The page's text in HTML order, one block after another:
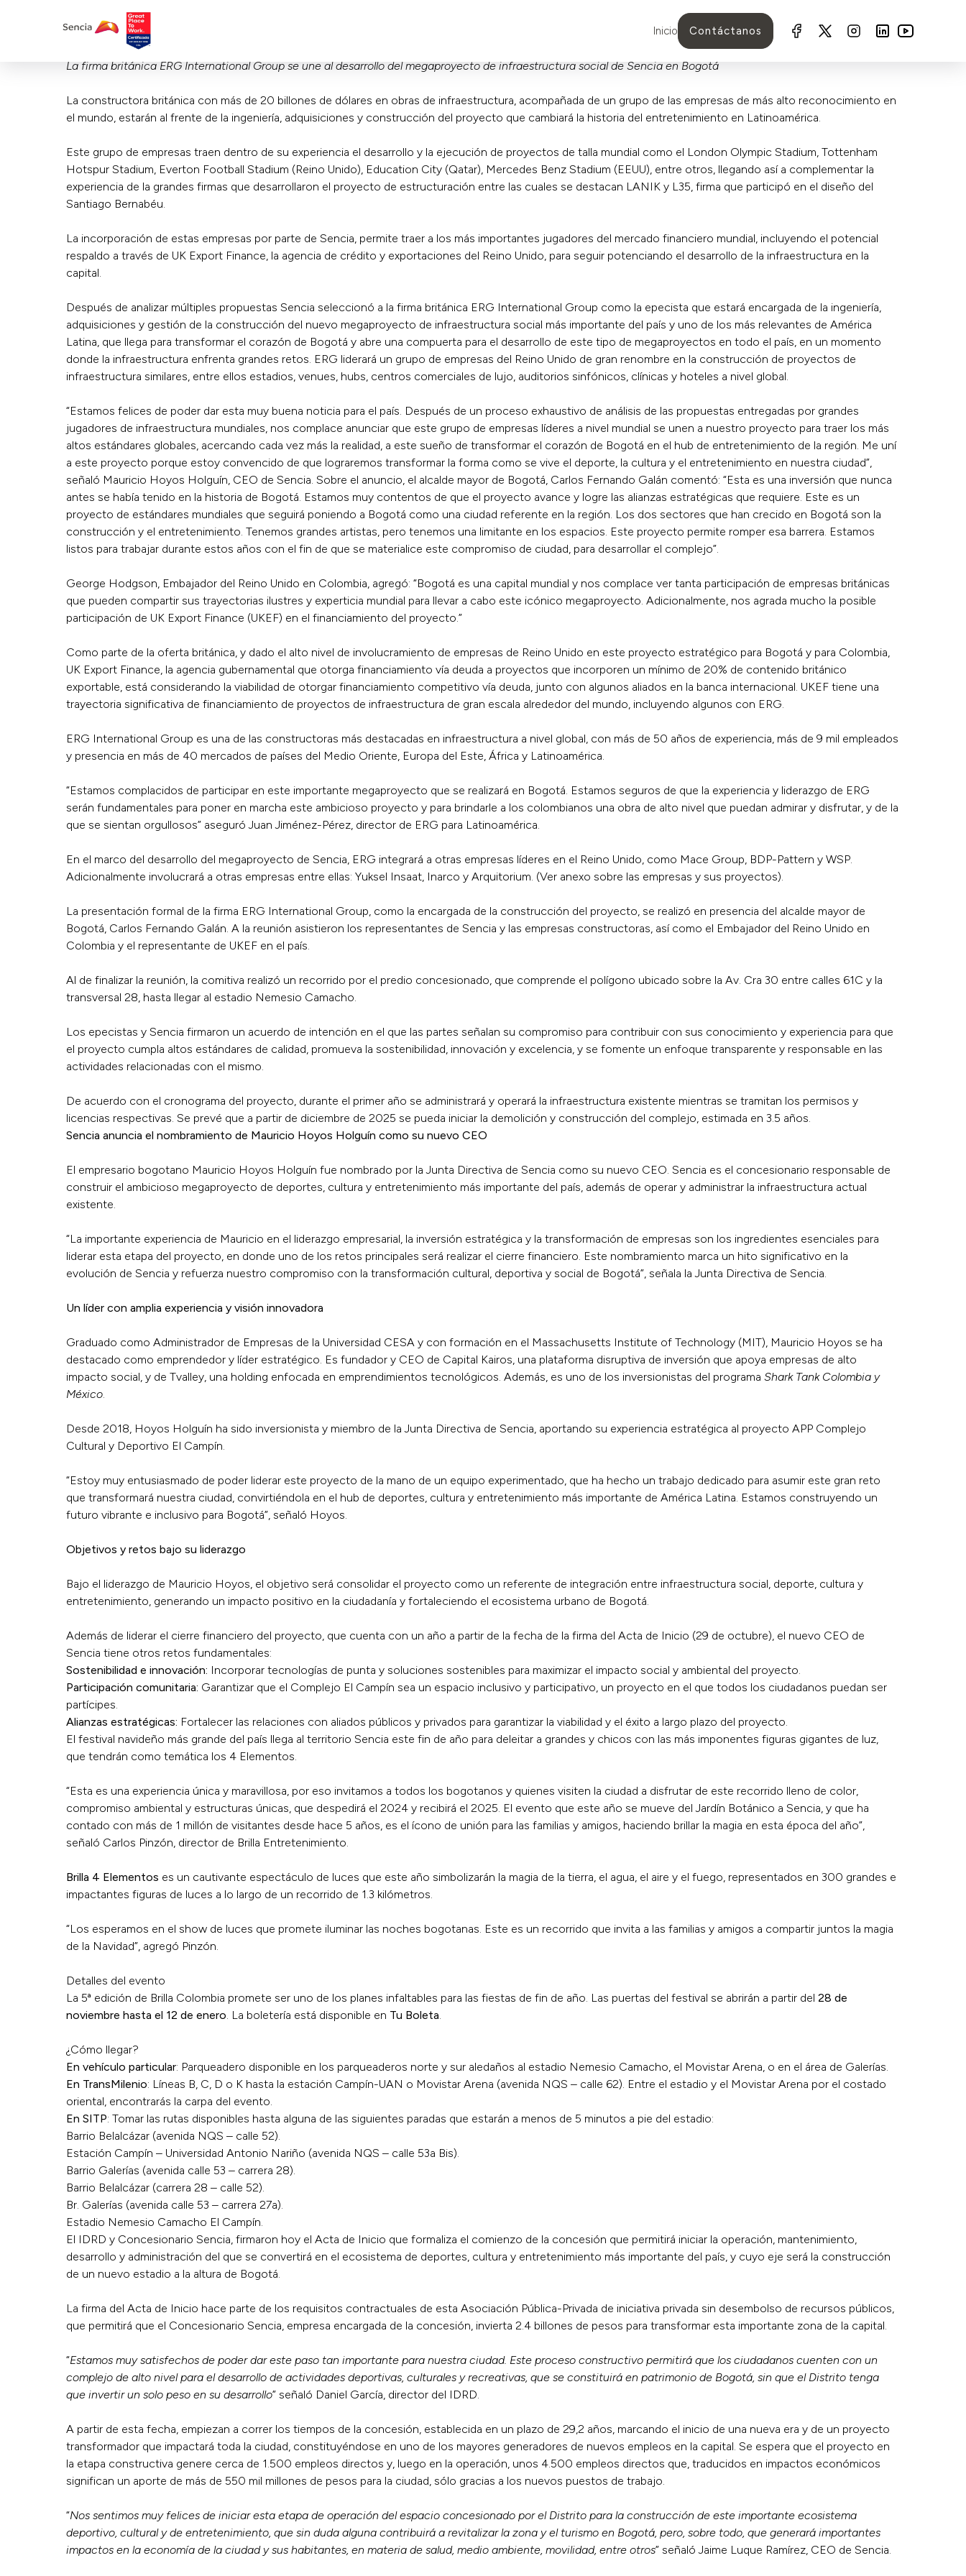
Inicio Contáctanos
La firma británica ERG International Group se une al desarrollo del megaproyecto de infraestructura social de Sencia en Bogotá
La constructora británica con más de 20 billones de dólares en obras de infraestructura, acompañada de un grupo de las empresas de más alto reconocimiento en
el mundo, estarán al frente de la ingeniería, adquisiciones y construcción del proyecto que cambiará la historia del entretenimiento en Latinoamérica.
Este grupo de empresas traen dentro de su experiencia el desarrollo y la ejecución de proyectos de talla mundial como el London Olympic Stadium, Tottenham
Hotspur Stadium, Everton Football Stadium (Reino Unido), Education City (Qatar), Mercedes Benz Stadium (EEUU), entre otros, llegando así a complementar la
experiencia de la grandes firmas que desarrollaron el proyecto de estructuración entre las cuales se destacan LANIK y L35, firma que participó en el diseño del
Santiago Bernabéu.
La incorporación de estas empresas por parte de Sencia, permite traer a los más importantes jugadores del mercado financiero mundial, incluyendo el potencial
respaldo a través de UK Export Finance, la agencia de crédito y exportaciones del Reino Unido, para seguir potenciando el desarrollo de la infraestructura en la
capital.
Después de analizar múltiples propuestas Sencia seleccionó a la firma británica ERG International Group como la epecista que estará encargada de la ingeniería,
adquisiciones y gestión de la construcción del nuevo megaproyecto de infraestructura social más importante del país y uno de los más relevantes de América
Latina, que llega para transformar el corazón de Bogotá y abre una compuerta para el desarrollo de este tipo de megaproyectos en todo el país, en un momento
donde la infraestructura enfrenta grandes retos. ERG liderará un grupo de empresas del Reino Unido de gran renombre en la construcción de proyectos de
infraestructura similares, entre ellos estadios, venues, hubs, centros comerciales de lujo, auditorios sinfónicos, clínicas y hoteles a nivel global.
“Estamos felices de poder dar esta muy buena noticia para el país. Después de un proceso exhaustivo de análisis de las propuestas entregadas por grandes
jugadores de infraestructura mundiales, nos complace anunciar que este grupo de empresas líderes a nivel mundial se unen a nuestro proyecto para traer los más
altos estándares globales, acercando cada vez más la realidad, a este sueño de transformar el corazón de Bogotá en el hub de entretenimiento de la región. Me uní
a este proyecto porque estoy convencido de que lograremos transformar la forma como se vive el deporte, la cultura y el entretenimiento en nuestra ciudad”,
señaló Mauricio Hoyos Holguín, CEO de Sencia. Sobre el anuncio, el alcalde mayor de Bogotá, Carlos Fernando Galán comentó: “Esta es una inversión que nunca
antes se había tenido en la historia de Bogotá. Estamos muy contentos de que el proyecto avance y logre las alianzas estratégicas que requiere. Este es un
proyecto de estándares mundiales que seguirá poniendo a Bogotá como una ciudad referente en la región. Los dos sectores que han crecido en Bogotá son la
construcción y el entretenimiento. Tenemos grandes artistas, pero tenemos una limitante en los espacios. Este proyecto permite romper esa barrera. Estamos
listos para trabajar durante estos años con el fin de que se materialice este compromiso de ciudad, para desarrollar el complejo”.
George Hodgson, Embajador del Reino Unido en Colombia, agregó: “Bogotá es una capital mundial y nos complace ver tanta participación de empresas británicas
que pueden compartir sus trayectorias ilustres y experticia mundial para llevar a cabo este icónico megaproyecto. Adicionalmente, nos agrada mucho la posible
participación de UK Export Finance (UKEF) en el financiamiento del proyecto.”
Como parte de la oferta británica, y dado el alto nivel de involucramiento de empresas de Reino Unido en este proyecto estratégico para Bogotá y para Colombia,
UK Export Finance, la agencia gubernamental que otorga financiamiento vía deuda a proyectos que incorporen un mínimo de 20% de contenido británico
exportable, está considerando la viabilidad de otorgar financiamiento competitivo vía deuda, junto con algunos aliados en la banca internacional. UKEF tiene una
trayectoria significativa de financiamiento de proyectos de infraestructura de gran escala alrededor del mundo, incluyendo algunos con ERG.
ERG International Group es una de las constructoras más destacadas en infraestructura a nivel global, con más de 50 años de experiencia, más de 9 mil empleados
y presencia en más de 40 mercados de países del Medio Oriente, Europa del Este, África y Latinoamérica.
“Estamos complacidos de participar en este importante megaproyecto que se realizará en Bogotá. Estamos seguros de que la experiencia y liderazgo de ERG
serán fundamentales para poner en marcha este ambicioso proyecto y para brindarle a los colombianos una obra de alto nivel que puedan admirar y disfrutar, y de la
que se sientan orgullosos” aseguró Juan Jiménez-Pérez, director de ERG para Latinoamérica.
En el marco del desarrollo del megaproyecto de Sencia, ERG integrará a otras empresas líderes en el Reino Unido, como Mace Group, BDP-Pattern y WSP.
Adicionalmente involucrará a otras empresas entre ellas: Yuksel Insaat, Inarco y Arquitorium. (Ver anexo sobre las empresas y sus proyectos).
La presentación formal de la firma ERG International Group, como la encargada de la construcción del proyecto, se realizó en presencia del alcalde mayor de
Bogotá, Carlos Fernando Galán. A la reunión asistieron los representantes de Sencia y las empresas constructoras, así como el Embajador del Reino Unido en
Colombia y el representante de UKEF en el país.
Al de finalizar la reunión, la comitiva realizó un recorrido por el predio concesionado, que comprende el polígono ubicado sobre la Av. Cra 30 entre calles 61C y la
transversal 28, hasta llegar al estadio Nemesio Camacho.
Los epecistas y Sencia firmaron un acuerdo de intención en el que las partes señalan su compromiso para contribuir con sus conocimiento y experiencia para que
el proyecto cumpla altos estándares de calidad, promueva la sostenibilidad, innovación y excelencia, y se fomente un enfoque transparente y responsable en las
actividades relacionadas con el mismo.
De acuerdo con el cronograma del proyecto, durante el primer año se administrará y operará la infraestructura existente mientras se tramitan los permisos y
licencias respectivas. Se prevé que a partir de diciembre de 2025 se pueda iniciar la demolición y construcción del complejo, estimada en 3.5 años.
Sencia anuncia el nombramiento de Mauricio Hoyos Holguín como su nuevo CEO
El empresario bogotano Mauricio Hoyos Holguín fue nombrado por la Junta Directiva de Sencia como su nuevo CEO. Sencia es el concesionario responsable de
construir el ambicioso megaproyecto de deportes, cultura y entretenimiento más importante del país, además de operar y administrar la infraestructura actual
existente.
“La importante experiencia de Mauricio en el liderazgo empresarial, la inversión estratégica y la transformación de empresas son los ingredientes esenciales para
liderar esta etapa del proyecto, en donde uno de los retos principales será realizar el cierre financiero. Este nombramiento marca un hito significativo en la
evolución de Sencia y refuerza nuestro compromiso con la transformación cultural, deportiva y social de Bogotá”, señala la Junta Directiva de Sencia.
Un líder con amplia experiencia y visión innovadora
Graduado como Administrador de Empresas de la Universidad CESA y con formación en el Massachusetts Institute of Technology (MIT), Mauricio Hoyos se ha
destacado como emprendedor y líder estratégico. Es fundador y CEO de Capital Kairos, una plataforma disruptiva de inversión que apoya empresas de alto
impacto social, y de Tvalley, una holding enfocada en emprendimientos tecnológicos. Además, es uno de los inversionistas del programa Shark Tank Colombia y
México.
Desde 2018, Hoyos Holguín ha sido inversionista y miembro de la Junta Directiva de Sencia, aportando su experiencia estratégica al proyecto APP Complejo
Cultural y Deportivo El Campín.
“Estoy muy entusiasmado de poder liderar este proyecto de la mano de un equipo experimentado, que ha hecho un trabajo dedicado para asumir este gran reto
que transformará nuestra ciudad, convirtiéndola en el hub de deportes, cultura y entretenimiento más importante de América Latina. Estamos construyendo un
futuro vibrante e inclusivo para Bogotá”, señaló Hoyos.
Objetivos y retos bajo su liderazgo
Bajo el liderazgo de Mauricio Hoyos, el objetivo será consolidar el proyecto como un referente de integración entre infraestructura social, deporte, cultura y
entretenimiento, generando un impacto positivo en la ciudadanía y fortaleciendo el ecosistema urbano de Bogotá.
Además de liderar el cierre financiero del proyecto, que cuenta con un año a partir de la fecha de la firma del Acta de Inicio (29 de octubre), el nuevo CEO de
Sencia tiene otros retos fundamentales:
Sostenibilidad e innovación: Incorporar tecnologías de punta y soluciones sostenibles para maximizar el impacto social y ambiental del proyecto.
Participación comunitaria: Garantizar que el Complejo El Campín sea un espacio inclusivo y participativo, un proyecto en el que todos los ciudadanos puedan ser
partícipes.
Alianzas estratégicas: Fortalecer las relaciones con aliados públicos y privados para garantizar la viabilidad y el éxito a largo plazo del proyecto.
El festival navideño más grande del país llega al territorio Sencia este fin de año para deleitar a grandes y chicos con las más imponentes figuras gigantes de luz,
que tendrán como temática los 4 Elementos.
“Esta es una experiencia única y maravillosa, por eso invitamos a todos los bogotanos y quienes visiten la ciudad a disfrutar de este recorrido lleno de color,
compromiso ambiental y estructuras únicas, que despedirá el 2024 y recibirá el 2025. El evento que este año se mueve del Jardín Botánico a Sencia, y que ha
contado con más de 1 millón de visitantes desde hace 5 años, es el ícono de unión para las familias y amigos, haciendo brillar la magia en esta época del año”,
señaló Carlos Pinzón, director de Brilla Entretenimiento.
Brilla 4 Elementos es un cautivante espectáculo de luces que este año simbolizarán la magia de la tierra, el agua, el aire y el fuego, representados en 300 grandes e
impactantes figuras de luces a lo largo de un recorrido de 1.3 kilómetros.
“Los esperamos en el show de luces que promete iluminar las noches bogotanas. Este es un recorrido que invita a las familias y amigos a compartir juntos la magia
de la Navidad”, agregó Pinzón.
Detalles del evento
La 5ª edición de Brilla Colombia promete ser uno de los planes infaltables para las fiestas de fin de año. Las puertas del festival se abrirán a partir del 28 de
noviembre hasta el 12 de enero. La boletería está disponible en Tu Boleta.
¿Cómo llegar?
En vehículo particular: Parqueadero disponible en los parqueaderos norte y sur aledaños al estadio Nemesio Camacho, el Movistar Arena, o en el área de Galerías.
En TransMilenio: Líneas B, C, D o K hasta la estación Campín-UAN o Movistar Arena (avenida NQS – calle 62). Entre el estadio y el Movistar Arena por el costado
oriental, encontrarás la carpa del evento.
En SITP: Tomar las rutas disponibles hasta alguna de las siguientes paradas que estarán a menos de 5 minutos a pie del estadio:
Barrio Belalcázar (avenida NQS – calle 52).
Estación Campín – Universidad Antonio Nariño (avenida NQS – calle 53a Bis).
Barrio Galerías (avenida calle 53 – carrera 28).
Barrio Belalcázar (carrera 28 – calle 52).
Br. Galerías (avenida calle 53 – carrera 27a).
Estadio Nemesio Camacho El Campín.
El IDRD y Concesionario Sencia, firmaron hoy el Acta de Inicio que formaliza el comienzo de la concesión que permitirá iniciar la operación, mantenimiento,
desarrollo y administración del que se convertirá en el ecosistema de deportes, cultura y entretenimiento más importante del país, y cuyo eje será la construcción
de un nuevo estadio a la altura de Bogotá.
La firma del Acta de Inicio hace parte de los requisitos contractuales de esta Asociación Pública-Privada de iniciativa privada sin desembolso de recursos públicos,
que permitirá que el Concesionario Sencia, empresa encargada de la concesión, invierta 2.4 billones de pesos para transformar esta importante zona de la capital.
“Estamos muy satisfechos de poder dar este paso tan importante para nuestra ciudad. Este proceso constructivo permitirá que los ciudadanos cuenten con un
complejo de alto nivel para el desarrollo de actividades deportivas, culturales y recreativas, que se constituirá en patrimonio de Bogotá, sin que el Distrito tenga
que invertir un solo peso en su desarrollo” señaló Daniel García, director del IDRD.
A partir de esta fecha, empiezan a correr los tiempos de la concesión, establecida en un plazo de 29,2 años, marcando el inicio de una nueva era y de un proyecto
transformador que impactará toda la ciudad, constituyéndose en uno de los mayores generadores de nuevos empleos en la capital. Se espera que el proyecto en
la etapa constructiva genere cerca de 1.500 empleos directos y, luego en la operación, unos 4.500 empleos directos que, traducidos en impactos económicos
significan un aporte de más de 550 mil millones de pesos para la ciudad, sólo gracias a los nuevos puestos de trabajo.
“Nos sentimos muy felices de iniciar esta etapa de operación del espacio concesionado por el Distrito para la construcción de este importante ecosistema
deportivo, cultural y de entretenimiento, que sin duda alguna contribuirá a revitalizar la zona y el turismo en Bogotá, pero, sobre todo, que generará importantes
impactos en la economía de la ciudad y sus habitantes, en materia de salud, medio ambiente, movilidad, entre otros” señaló Jaime Luque Ramírez, CEO de Sencia.